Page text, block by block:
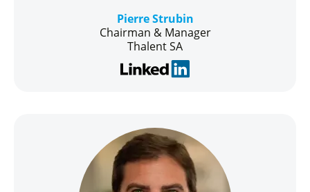
Pierre Strubin
Chairman & Manager
Thalent SA